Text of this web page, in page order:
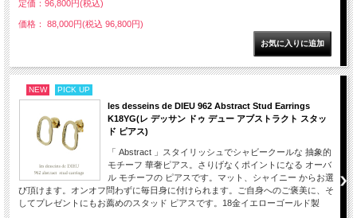
定価：96,800円(税込)
価格： 88,000円(税込 96,800円)
NEW PICK UP
les desseins de DIEU 962 Abstract Stud Earrings
K18YG(レ デッサン ドゥ デュー アブストラクト スタッ
ド ピアス)
「 Abstract 」スタイリッシュでシャビークールな 抽象的
モチーフ 華奢ピアス。さりげなくポイントになる オーバ
ル モチーフの ピアスです。マット、シャイニー からお選
び頂けます。オンオフ問わずに毎日身に付けられます。ご自身へのご褒美に、そ
してプレゼントにもお薦めのスタッド ピアスです。18金イエローゴールド製